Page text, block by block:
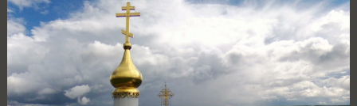
Перейти
к
содержимому